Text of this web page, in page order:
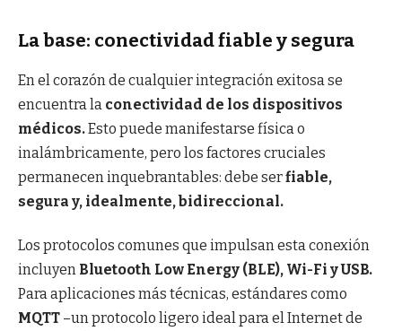
La base: conectividad fiable y segura
En el corazón de cualquier integración exitosa se
encuentra la conectividad de los dispositivos
médicos.Esto puede manifestarse física o
inalámbricamente, pero los factores cruciales
permanecen inquebrantables: debe serfiable,
segura y, idealmente, bidireccional.
Los protocolos comunes que impulsan esta conexión
incluyen Bluetooth Low Energy (BLE), Wi-Fi y USB.
Para aplicaciones más técnicas, estándares como
MQTT –un protocolo ligero ideal para el Internet de